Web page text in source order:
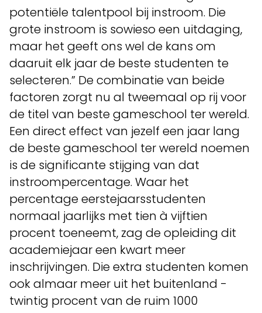
potentiële talentpool bij instroom. Die
grote instroom is sowieso een uitdaging,
maar het geeft ons wel de kans om
daaruit elk jaar de beste studenten te
selecteren.” De combinatie van beide
factoren zorgt nu al tweemaal op rij voor
de titel van beste gameschool ter wereld.
Een direct effect van jezelf een jaar lang
de beste gameschool ter wereld noemen
is de significante stijging van dat
instroompercentage. Waar het
percentage eerstejaarsstudenten
normaal jaarlijks met tien à vijftien
procent toeneemt, zag de opleiding dit
academiejaar een kwart meer
inschrijvingen. Die extra studenten komen
ook almaar meer uit het buitenland -
twintig procent van de ruim 1000